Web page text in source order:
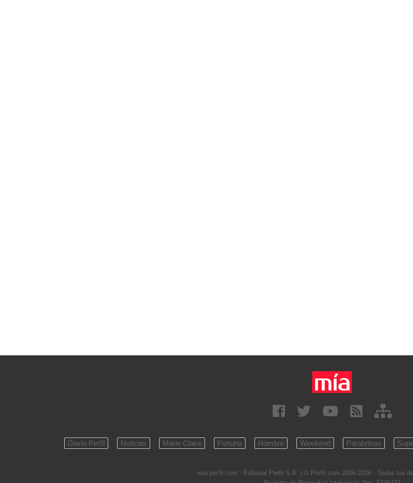
Diario Perfil Noticias Marie Claire Fortuna Hombre Weekend Parabrisas
mia.perfil.com - Editorial Perfil S.A.
| © Perfil.com 2006-2026 - Todos los